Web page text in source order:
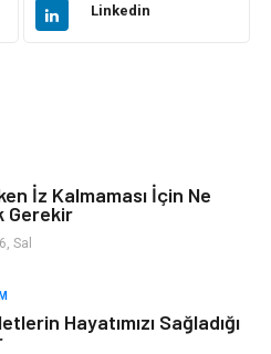
Sağlıklı Yaşam
Dekorasyon
Linkedin
İz Kalmaması İçin Ne
Gerekir
Sal
Hayatımızı Sağladığı